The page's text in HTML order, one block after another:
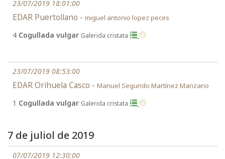
23/07/2019 18:01:00
EDAR Puertollano - miguel antonio lopez peces
4 Cogullada vulgar Galerida cristata
23/07/2019 08:53:00
EDAR Orihuela Casco - Manuel Segundo Martínez Manzano
1 Cogullada vulgar Galerida cristata
7 de juliol de 2019
07/07/2019 12:30:00